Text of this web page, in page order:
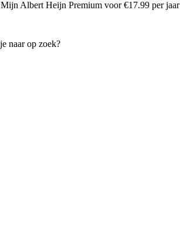
Mijn Albert Heijn Premium voor €17.99 per jaar